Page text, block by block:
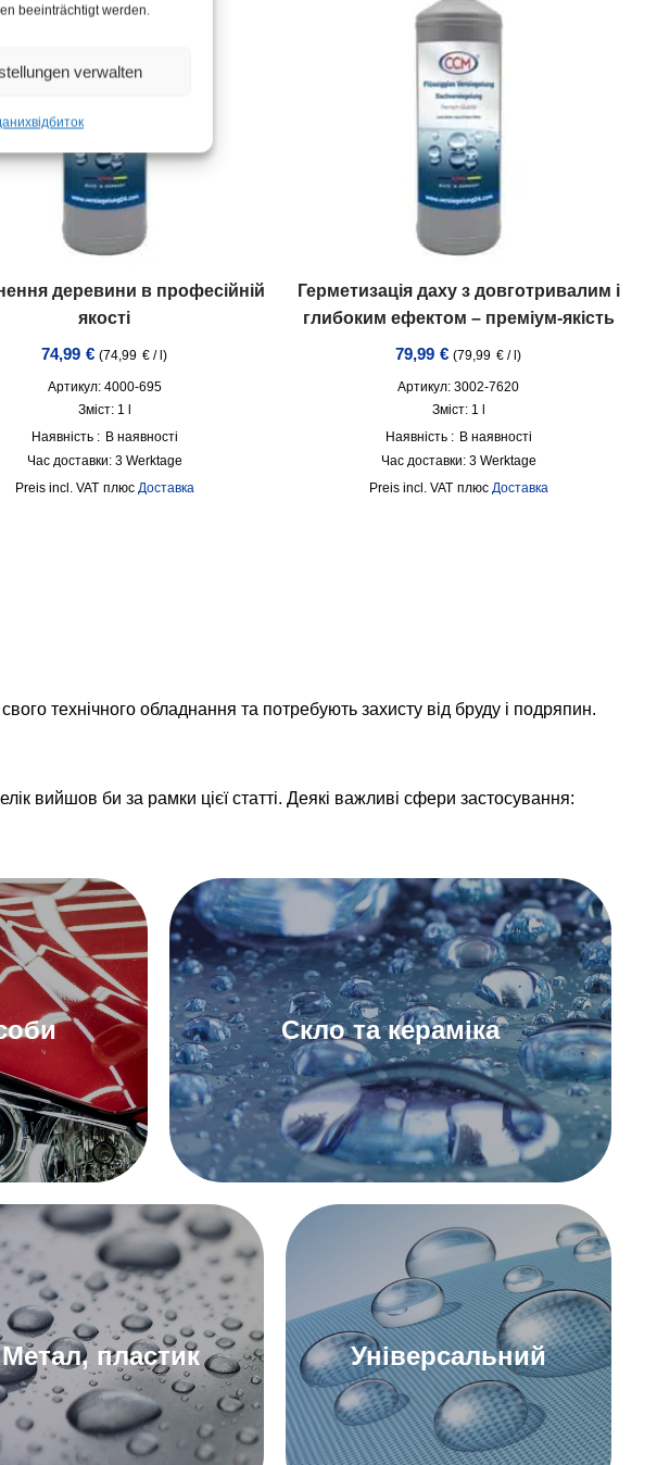
beeinträchtigt werden.
verwalten
відбиток
деревини в професійній
якості
74,99 € (74,99 € / l)
Артикул: 4000-695
Зміст: 1 l
Наявність : В наявності
Час доставки: 3 Werktage
incl. VAT плюс Доставка
Герметизація даху з довготривалим і
глибоким ефектом – преміум-якість
79,99 € (79,99 € / l)
Артикул: 3002-7620
Зміст: 1 l
Наявність : В наявності
Час доставки: 3 Werktage
incl. VAT плюс Доставка
технічного обладнання та потребують захисту від бруду і подряпин.
вийшов би за рамки цієї статті. Деякі важливі сфери застосування:
Скло та кераміка
До герметиків для скла та кераміки
Метал, пластик Універсальний